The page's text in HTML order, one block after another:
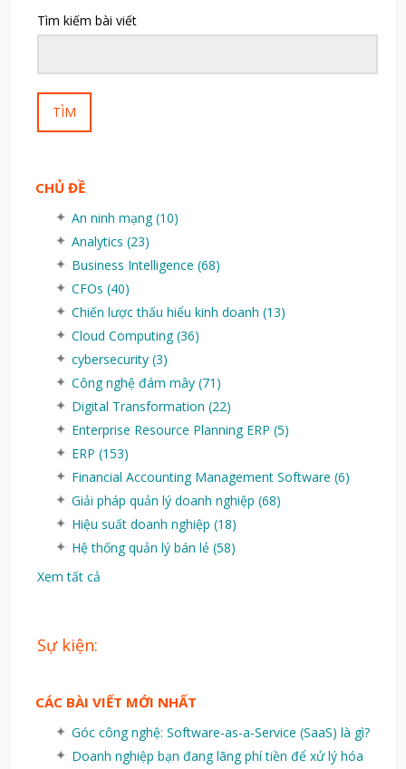
Tìm kiếm bài viết
TÌM
CHỦ ĐỀ
An ninh mạng(10)
Analytics (23)
Business Intelligence (68)
CFOs (40)
Chiến lược thấu hiểu kinh doanh (13)
Cloud Computing(36)
cybersecurity (3)
Công nghệ đám mây (71)
Digital Transformation (22)
Enterprise Resource Planning ERP (5)
ERP (153)
Financial Accounting Management Software (6)
Giải pháp quản lý doanh nghiệp (68)
Hiệu suất doanh nghiệp (18)
Hệ thống quản lý bán lẻ (58)
Xem tất cả
Sự kiện:
CÁC BÀI VIẾT MỚI NHẤT
Góc công nghệ: Software-as-a-Service (SaaS) là gì?
Doanh nghiệp bạn đang lãng phí tiền để xử lý hóa